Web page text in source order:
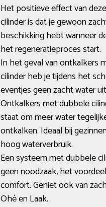
Het positieve effect van
cilinder is dat je gewoon
beschikking hebt wanneer
het regeneratieproces start.
In het geval van ontkalkers
cilinder heb je tijdens het
eventjes geen zacht water
Ontkalkers met dubbele
staat om meer water
ontkalken. Ideaal bij
hoog waterverbruik.
Een systeem met dubbele
geen noodzaak, het
comfort. Geniet ook van
Ohé en Laak.